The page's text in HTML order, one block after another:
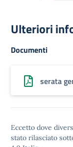
Ulteriori
Documenti
serata
Eccetto dove
stato rilasciato